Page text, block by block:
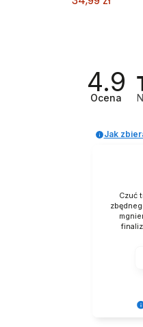
4.9
Ocena
Jak
Czuć